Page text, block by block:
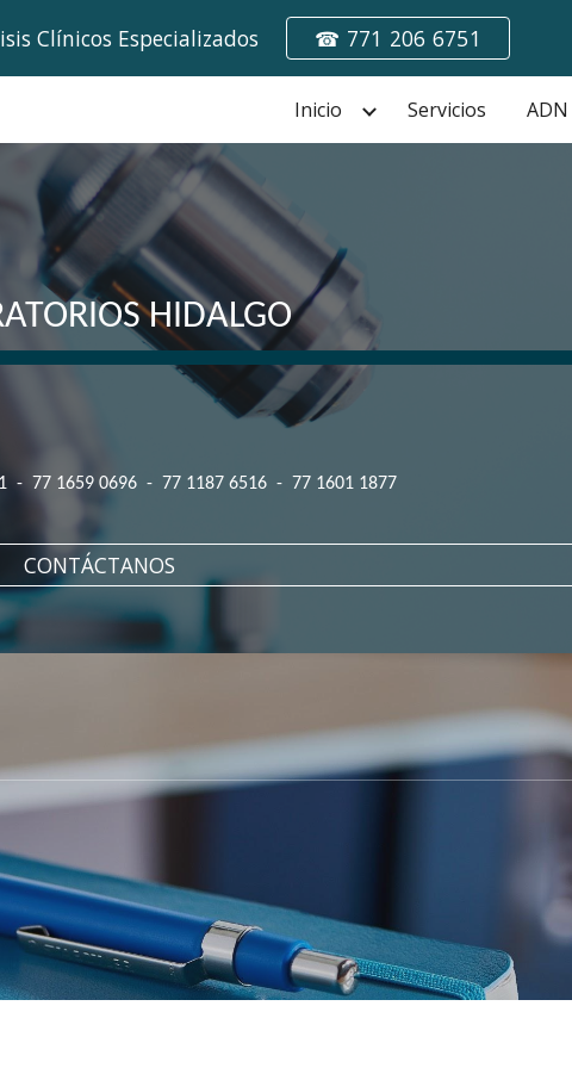
Skip to navigation
Clínicos Especializados ☎ 771 206 6751
Inicio Servicios ADN
HIDALGO
- 77 1659 0696 - 77 1187 6516 - 77 1601 1877
CONTÁCTANOS